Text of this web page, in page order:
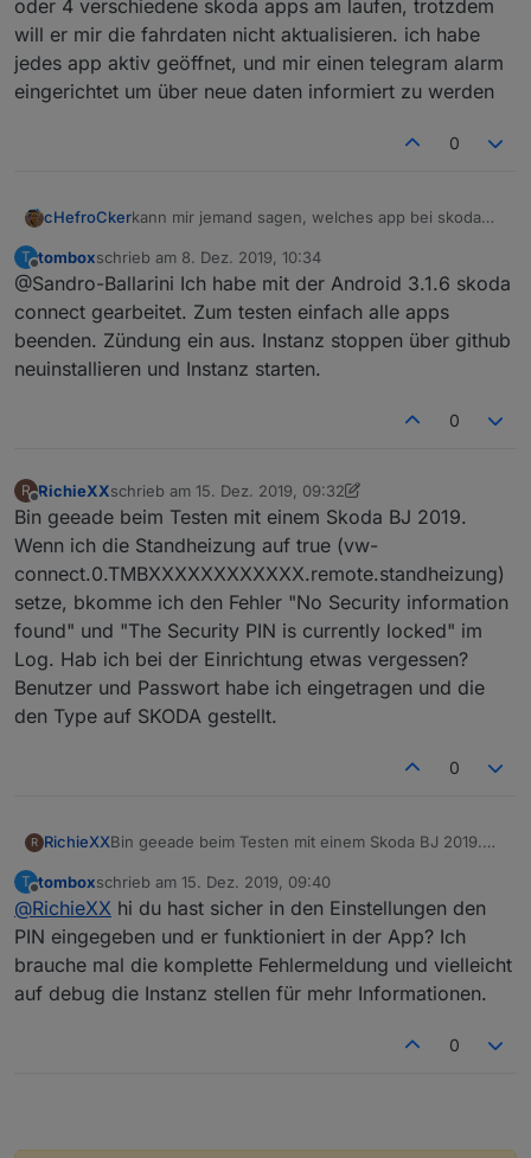
Daher habe ich tombox gebeten, das wieder
rauszunehmen oder nur z.B. alle Stunde zu machen.
oder 4 verschiedene skoda apps am laufen, trotzdem
will er mir die fahrdaten nicht aktualisieren. ich habe
jedes app aktiv geöffnet, und mir einen telegram alarm
eingerichtet um über neue daten informiert zu werden
0
cHefroCkerkann mir jemand sagen, welches app bei skoda
3 oder 4 verschiedene skoda apps am laufen,
trotzdem will er mir die fahrdaten nicht
aktualisieren. ich habe jedes app aktiv geöffnet,
und mir einen telegram alarm eingerichtet um über
neue daten informiert zu werden
T
Offline
tomboxschrieb am 8. Dez. 2019, 10:34
zuletzt editiert von
@Sandro-Ballarini Ich habe mit der Android 3.1.6 skoda
connect gearbeitet. Zum testen einfach alle apps
beenden. Zündung ein aus. Instanz stoppen über github
neuinstallieren und Instanz starten.
0
R RichieXXschrieb am 15. Dez. 2019, 09:32
zuletzt editiert von RichieXX
Bin geeade beim Testen mit einem Skoda BJ 2019.
Wenn ich die Standheizung auf true (vw-
connect.0.TMBXXXXXXXXXXXX.remote.standheizung)
setze, bkomme ich den Fehler "No Security information
found" und "The Security PIN is currently locked" im
Log. Hab ich bei der Einrichtung etwas vergessen?
Benutzer und Passwort habe ich eingetragen und die
den Type auf SKODA gestellt.
0
R RichieXXBin geeade beim Testen mit einem Skoda BJ 2019.
connect.0.TMBXXXXXXXXXXXX.remote.standheizun
g) setze, bkomme ich den Fehler "No Security
information found" und "The Security PIN is currently
locked" im Log. Hab ich bei der Einrichtung etwas
vergessen? Benutzer und Passwort habe ich
eingetragen und die den Type auf SKODA gestellt.
T
Offline
tomboxschrieb am 15. Dez. 2019, 09:40
zuletzt editiert von
@RichieXX hi du hast sicher in den Einstellungen den
PIN eingegeben und er funktioniert in der App? Ich
brauche mal die komplette Fehlermeldung und vielleicht
auf debug die Instanz stellen für mehr Informationen.
0